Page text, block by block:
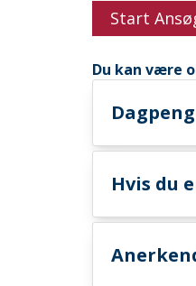
Start
Du kan være
Hvis du